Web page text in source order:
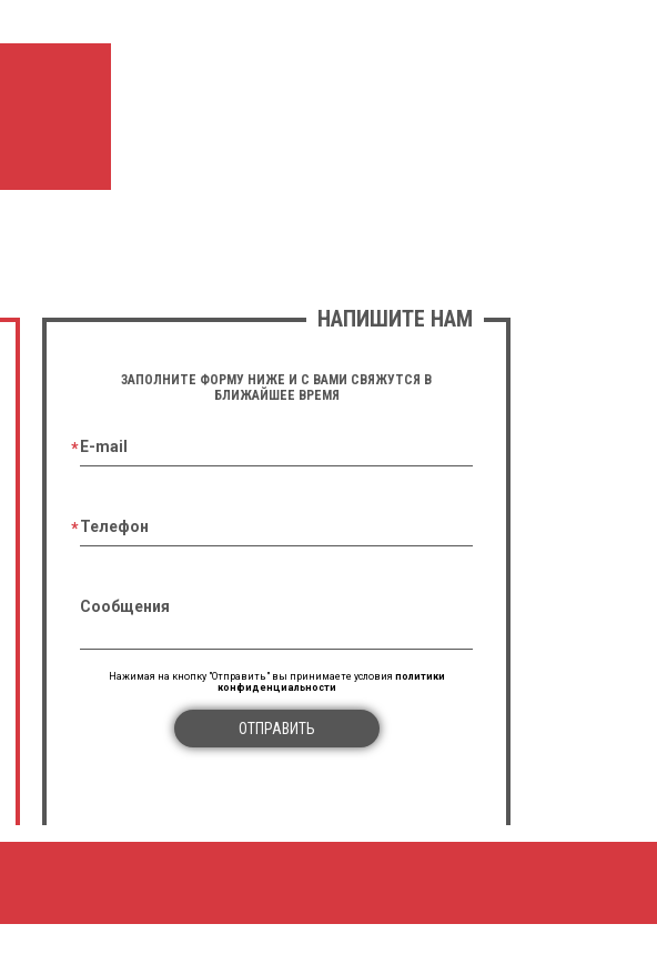
НАПИШИТЕ НАМ
ЗАПОЛНИТЕ ФОРМУ НИЖЕ И С ВАМИ СВЯЖУТСЯ В
БЛИЖАЙШЕЕ ВРЕМЯ
E-mail
Телефон
Сообщения
Нажимая на кнопку "Отправить" вы принимаете условия политики
конфиденциальности
ОТПРАВИТЬ